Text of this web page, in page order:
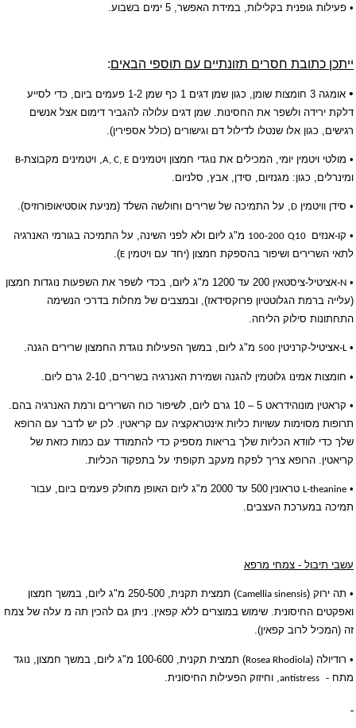
• פעילות גופנית בקלילות, במידת האפשר, 5 ימים בשבוע.
ייתכן כתובת חסרים תזונתיים עם תוספי הבאים:
•
אומגה 3 חומצות שומן, כגון שמן דגים 1 כף שמן 1-2 פעמים ביום, כדי לסייע
דלקת ירידה ולשפר את החסינות. שמן דגים עלולה להגביר דימום אצל אנשים
רגישים, כגון אלו שנטלו לדילול דם וגישורים (כולל אספירין).
• מולטי ויטמין יומי, המכילים את נוגדי חמצון ויטמינים A, C, E, ויטמינים מקבוצת-B
ומינרלים, כגון: מגנזיום, סידן, אבץ, סלניום.
• סידן וויטמין D , על התמיכה של שרירים וחולשה השלד (מניעת אוסטיאופורוזיס).
• קו-אנזים Q10
100-200 מ"ג ליום ולא לפני השינה, על התמיכה בגורמי האנרגיה
לתאי השרירים ושיפור בהספקת חמצון (יחד עם ויטמין E
).
•
N
-אציטיל-ציסטאין 200 עד 1200 מ"ג ליום, בכדי לשפר את השפעות נוגדות חמצון
(עלייה ברמת הגלוטטיון פרוקסידאז), ובמצבים של מחלות בדרכי הנשימה
התחתונות סילוק הליחה.
•
L-אציטיל-קרניטין 500 מ"ג ליום, במשך הפעילות נוגדת החמצון שרירים הגנה.
• חומצות אמינו גלוטמין להגנה ושמירת האנרגיה בשרירים, 2-10 גרם ליום.
• קראטין מונוהידראט 5 – 10 גרם ליום, לשיפור כוח השרירים ורמת האנרגיה בהם.
תרופות מסוימות עשויות כליות אינטראקציה עם קריאטין. לכן יש לדבר עם הרופא
שלך כדי לוודא הכליות שלך בריאות מספיק כדי להתמודד עם כמות כזאת של
קריאטין. הרופא צריך לפקח מעקב תקופתי על בתפקוד הכליות.
•
L-theanine טראונין
500 עד 2000 מ"ג ליום האופן מחולק פעמים ביום, עבור
תמיכה במערכת העצבים.
עשבי תיבול - צמחי מרפא
• תה ירוק (Camellia sinensis
) תמצית תקנית, 250-500 מ"ג ליום, במשך חמצון
ואפקטים החיסונית. שימוש במוצרים ללא קפאין. ניתן גם להכין תה מ עלה של צמח
זה (המכיל לרוב קפאין).
• רודיולה (Rosea Rhodiola
) תמצית תקנית, 100-600 מ"ג ליום, במשך חמצון, נוגד
מתח -
antistress , וחיזוק הפעילות החיסונית.